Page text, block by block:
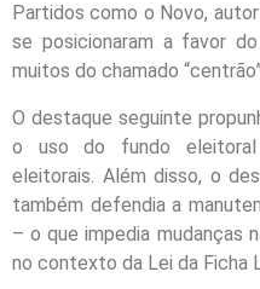
Partidos como o Novo,
se posicionaram a favor
muitos do chamado
O destaque seguinte
o uso do fundo eleitoral
eleitorais. Além disso, o
também defendia a
– o que impedia mudanças
no contexto da Lei da Ficha